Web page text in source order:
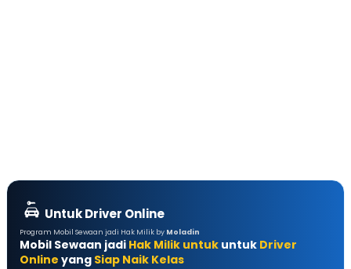
Untuk Driver Online
Program Mobil Sewaan jadi Hak Milik by Moladin
Mobil Sewaan jadi Hak Milik untuk untuk Driver
Online yang Siap Naik Kelas